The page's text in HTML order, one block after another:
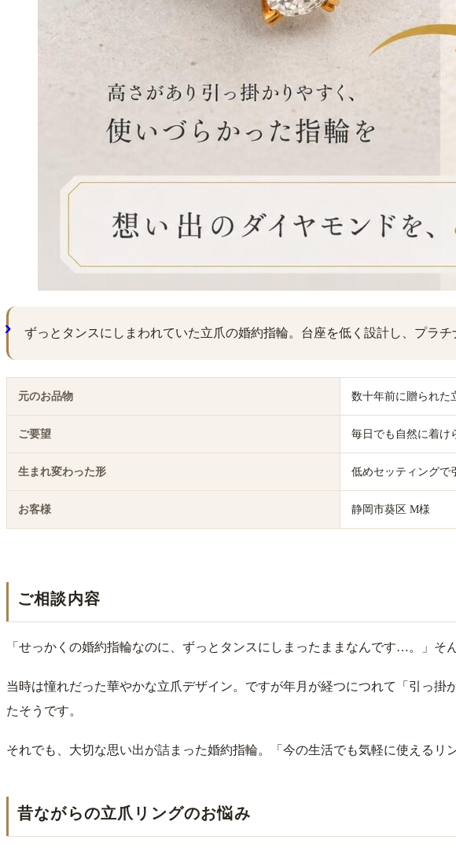
ずっとタンスにしまわれていた立爪の婚約指輪。台座を低く設計し、プラ
元のお品物 数十年前に贈られた
ご要望 毎日でも自然に着け
生まれ変わった形 低めセッティングで
お客様 静岡市葵区 M様
ご相談内容
「せっかくの婚約指輪なのに、ずっとタンスにしまったままなんです…。」そ
当時は憧れだった華やかな立爪デザイン。ですが年月が経つにつれて「引っ
たそうです。
それでも、大切な思い出が詰まった婚約指輪。「今の生活でも気軽に使える
昔ながらの立爪リングのお悩み